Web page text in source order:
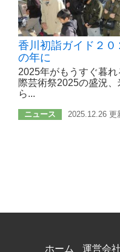
香川初詣ガイド２
の年に
2025年がもうすぐ暮
際芸術祭2025の盛況
ら...
ニュース 2025.12.26 更
ホーム 運営会